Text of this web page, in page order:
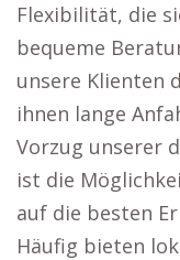
Flexibilität, die
bequeme
unsere Klienten
ihnen lange
Vorzug unserer
ist die
auf die besten
Häufig bieten